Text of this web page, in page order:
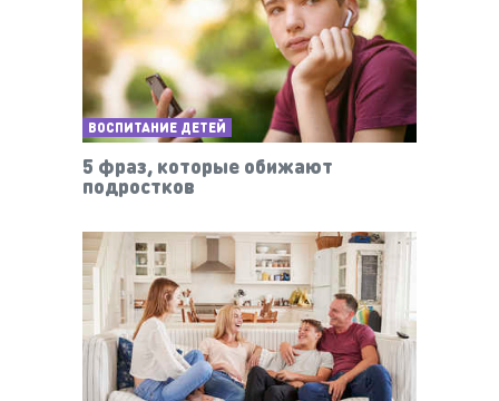
ВОСПИТАНИЕ ДЕТЕЙ
5 фраз, которые обижают
подростков